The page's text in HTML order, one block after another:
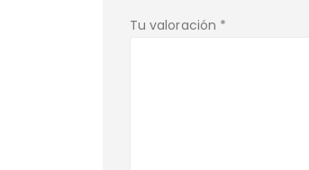
Tu valoración *